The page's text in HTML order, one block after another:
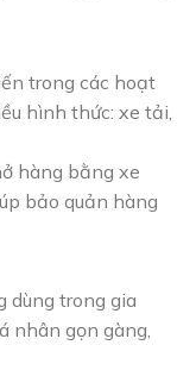
trong các hoạt
hình thức: xe tải,
hàng bằng xe
bảo quản hàng
dùng trong gia
nhân gọn gàng,